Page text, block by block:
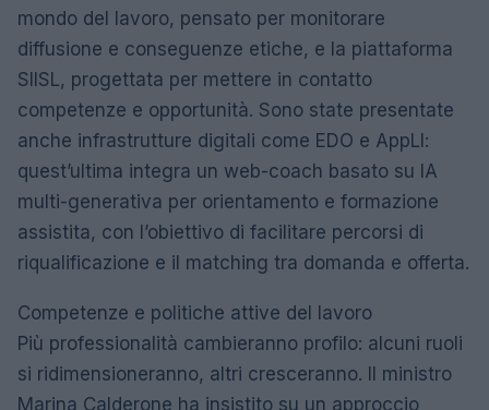
mondo del lavoro, pensato per monitorare
diffusione e conseguenze etiche, e la piattaforma
SIISL, progettata per mettere in contatto
competenze e opportunità. Sono state presentate
anche infrastrutture digitali come EDO e AppLI:
quest’ultima integra un web-coach basato su IA
multi-generativa per orientamento e formazione
assistita, con l’obiettivo di facilitare percorsi di
riqualificazione e il matching tra domanda e offerta.
Competenze e politiche attive del lavoro
Più professionalità cambieranno profilo: alcuni ruoli
si ridimensioneranno, altri cresceranno. Il ministro
Marina Calderone ha insistito su un approccio